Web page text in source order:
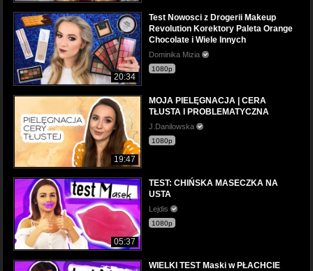
20:34
Test Nowosci z Drogerii Makeup
Revolution Korektory Paleta Orange
Chocolate i Wiele Innych
Dominika Mizia
1080p
19:47
MOJA PIELĘGNACJA | CERA
TŁUSTA I PROBLEMATYCZNA
J.Danilowska
1080p
05:37
TEST: CHIŃSKA MASECZKA NA
USTA
Lejdis
1080p
WIELKI TEST Maski w PŁACHCIE